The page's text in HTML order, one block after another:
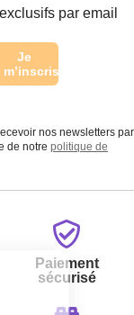
par email
Je
m’inscris
nos newsletters par
de notre politique de
Paiement
sécurisé